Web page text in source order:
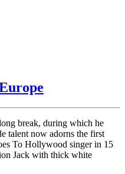
break, during which he
talent now adorns the first
To Hollywood singer in 15
Jack with thick white